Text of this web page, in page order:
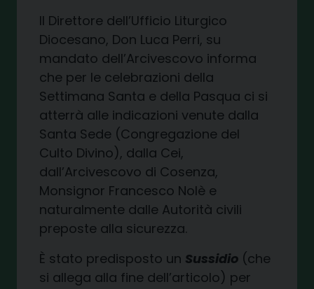
Il Direttore dell’Ufficio Liturgico
Diocesano, Don Luca Perri, su
mandato dell’Arcivescovo informa
che per le celebrazioni della
Settimana Santa e della Pasqua ci si
atterrà alle indicazioni venute dalla
Santa Sede (Congregazione del
Culto Divino), dalla Cei,
dall’Arcivescovo di Cosenza,
Monsignor Francesco Nolè e
naturalmente dalle Autorità civili
preposte alla sicurezza.
È stato predisposto un Sussidio (che
si allega alla fine dell’articolo) per